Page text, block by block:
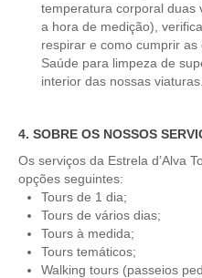
Rota do Salineiro
Passeio de Natureza no Rio
de Lisboa a Coimbra com drop-
de Lisboa a Aveiro e Ílhavo,
de Lisboa a Óbidos, Nazaré e
do Porto a Fátima, Nazaré e
temperatura corporal duas
a hora de medição),
respirar e como cumprir
Saúde para limpeza de
interior das nossas viaturas.
4. SOBRE OS NOSSOS
Os serviços da Estrela d’Alva
opções seguintes:
Tours de 1 dia;
Tours de vários dias;
Tours à medida;
Tours temáticos;
Walking tours (passeios